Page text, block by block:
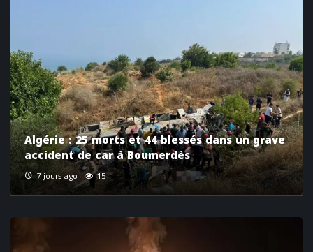
Algérie : 25 morts et 44 blessés dans un grave
accident de car à Boumerdès
7 jours ago 15